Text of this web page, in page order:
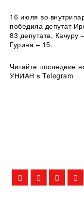
16 июля во
победила депутат
83 депутата, Качуру
Гурина – 15.
Читайте последние
УНИАН в Telegram